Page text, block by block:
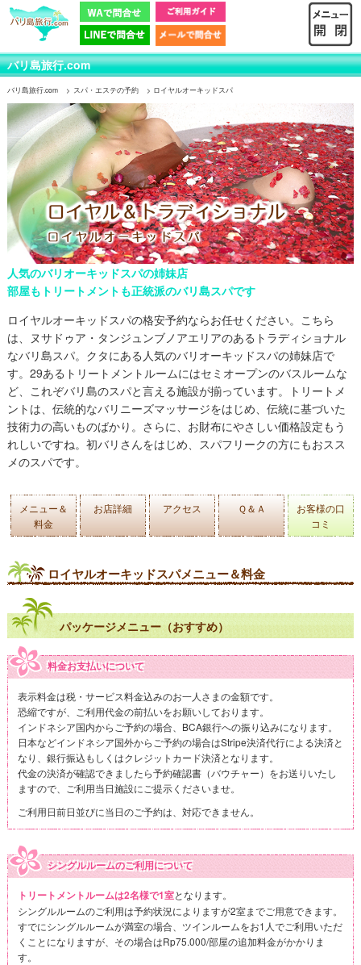
バリ島旅行.com
バリ島旅行.com スパ・エステの予約 ロイヤルオーキッドスパ
人気のバリオーキッドスパの姉妹店
部屋もトリートメントも正統派のバリ島スパです
ロイヤルオーキッドスパの格安予約ならお任せください。 こちら
は、ヌサドゥア・タンジュンブノアエリアのあるトラディショナル
なバリ島スパ。クタにある人気のバリオーキッドスパの姉妹店で
す。29あるトリートメントルームにはセミオープンのバスルームな
ど、これぞバリ島のスパと言える施設が揃っています。トリートメ
ントは、伝統的なバリニーズマッサージをはじめ、伝統に基づいた
技術力の高いものばかり。さらに、お財布にやさしい価格設定もう
れしいですね。 初バリさんをはじめ、スパフリークの方にもおスス
メのスパです。
メニュー＆
料金
お店詳細 アクセス Ｑ＆Ａ
お客様の口
コミ
ロイヤルオーキッドスパメニュー＆料金
パッケージメニュー（おすすめ）
料金お支払いについて
表示料金は税・サービス料金込みのお一人さまの金額です。
恐縮ですが、ご利用代金の前払いをお願いしております。
インドネシア国内からご予約の場合、BCA銀行への振り込みになります。
日本などインドネシア国外からご予約の場合はStripe決済代行による決済と
なり、銀行振込もしくはクレジットカード決済となります。
代金の決済が確認できましたら予約確認書（バウチャー）をお送りいたし
ますので、ご利用当日施設にご提示くださいませ。
ご利用日前日並びに当日のご予約は、対応できません。
シングルルームのご利用について
トリートメントルームは2名様で1室となります。
シングルルームのご利用は予約状況によりますが2室までご用意できます。
すでにシングルルームが満室の場合、ツインルームをお1人でご利用いただ
くことになりますが、その場合はRp75.000/部屋の追加料金がかかりま
す。